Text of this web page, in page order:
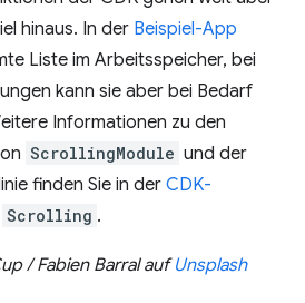
hinaus. In der Beispiel-App
Liste im Arbeitsspeicher, bei
kann sie aber bei Bedarf
Informationen zu den
ScrollingModule und der
finden Sie in der CDK-
Scrolling .
/ Fabien Barral aufUnsplash